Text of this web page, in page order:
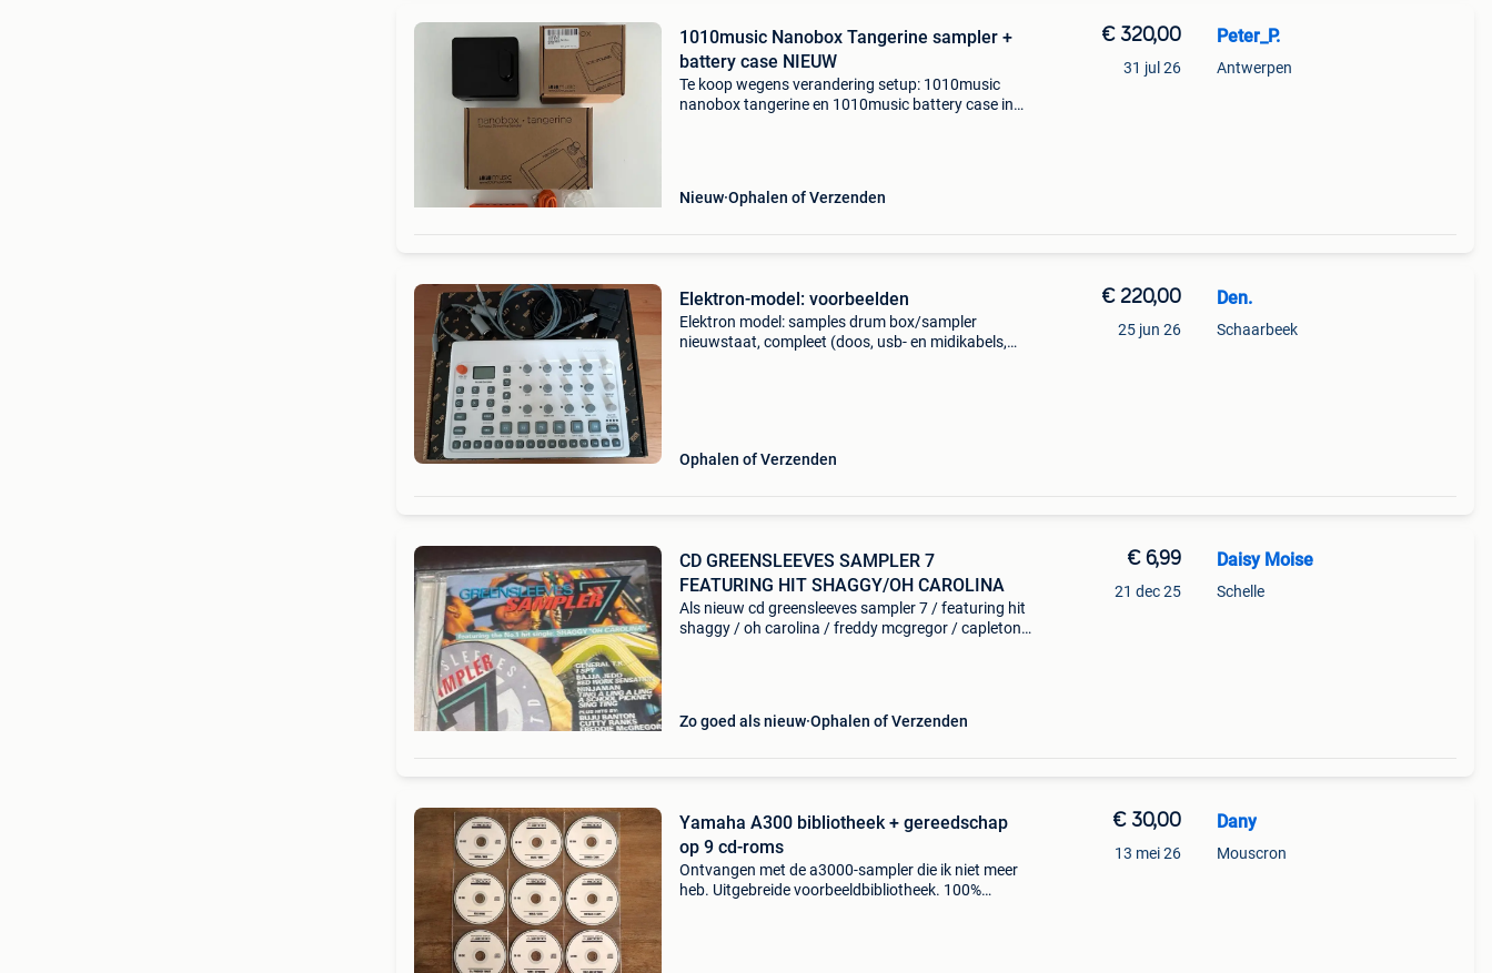
1010music Nanobox Tangerine sampler +
battery case NIEUW
Te koop wegens verandering setup: 1010music
nanobox tangerine en 1010music battery case in
Nieuw Ophalen of Verzenden
€ 320,00
31 jul 26
Peter_P.
Antwerpen
Elektron-model: voorbeelden
Elektron model: samples drum box/sampler
nieuwstaat, compleet (doos, usb- en midikabels,
Ophalen of Verzenden
€ 220,00
25 jun 26
Den.
Schaarbeek
CD GREENSLEEVES SAMPLER 7
FEATURING HIT SHAGGY/OH CAROLINA
Als nieuw cd greensleeves sampler 7 / featuring hit
shaggy / oh carolina / freddy mcgregor / capleton /
Zo goed als nieuw Ophalen of Verzenden
€ 6,99
21 dec 25
Daisy Moise
Schelle
Yamaha A300 bibliotheek + gereedschap
op 9 cd-roms
Ontvangen met de a3000-sampler die ik niet meer
heb. Uitgebreide voorbeeldbibliotheek. 100%
€ 30,00
13 mei 26
Dany
Mouscron